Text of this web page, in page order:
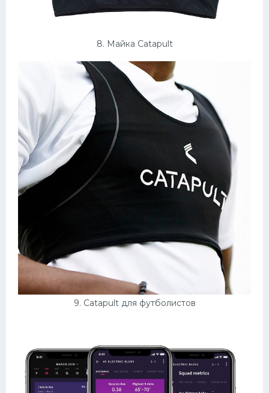
8. Майка Catapult
9. Catapult для футболистов